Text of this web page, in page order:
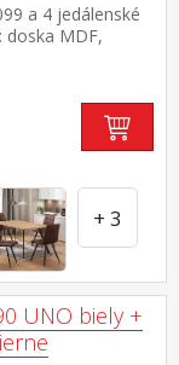
a 4 jedálenské
doska MDF,
konštrukcia,
textilný
kovová
čierna výška
stola (š/h/v) 120
+ 3
UNO biely +